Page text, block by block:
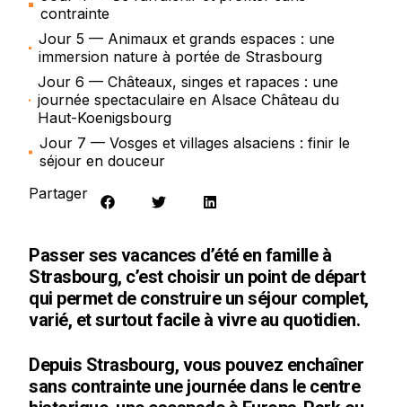
contrainte
Jour 5 — Animaux et grands espaces : une
immersion nature à portée de Strasbourg
Jour 6 — Châteaux, singes et rapaces : une
journée spectaculaire en Alsace Château du
Haut-Koenigsbourg
Jour 7 — Vosges et villages alsaciens : finir le
séjour en douceur
Partager
Passer ses vacances d’été en famille à
Strasbourg, c’est choisir un point de départ
qui permet de construire un séjour complet,
varié, et surtout facile à vivre au quotidien.
Depuis Strasbourg, vous pouvez enchaîner
sans contrainte une journée dans le centre